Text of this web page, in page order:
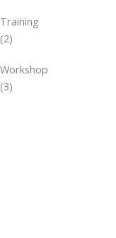
Training
(2)
Workshop
(3)